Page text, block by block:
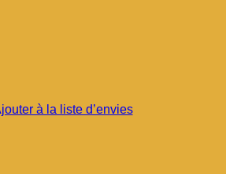
à la liste d’envies